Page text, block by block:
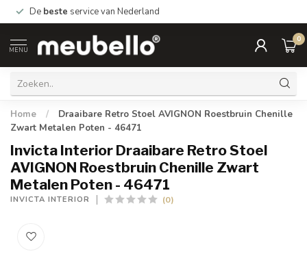
De beste service van Nederland
MENU
0
Home /
Draaibare Retro Stoel AVIGNON Roestbruin Chenille
Zwart Metalen Poten - 46471
Invicta Interior Draaibare Retro Stoel
AVIGNON Roestbruin Chenille Zwart
Metalen Poten - 46471
INVICTA INTERIOR (0)